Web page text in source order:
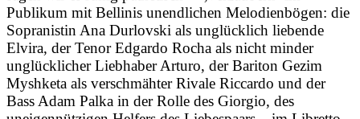
Publikum mit Bellinis unendlichen Melodienbögen: die
Sopranistin Ana Durlovski als unglücklich liebende
Elvira, der Tenor Edgardo Rocha als nicht minder
unglücklicher Liebhaber Arturo, der Bariton Gezim
Myshketa als verschmähter Rivale Riccardo und der
Bass Adam Palka in der Rolle des Giorgio, des